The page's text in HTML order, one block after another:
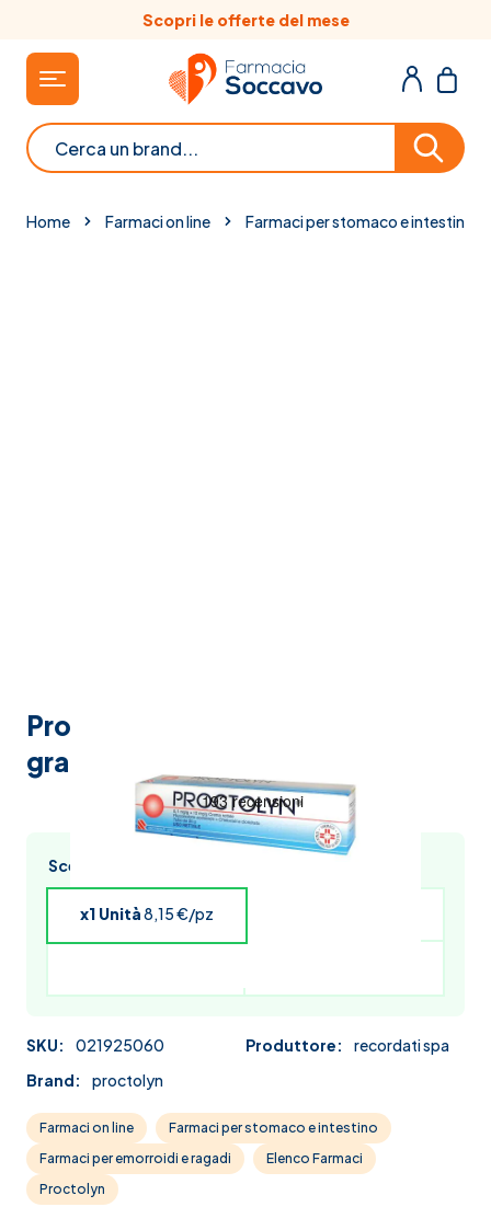
Salta al contenutoScopri le offerte del mese
Cerca
Home Farmaci on line Farmaci per stomaco e intestino
Proctolyn crema rettale da 30
grammi
Scegli l’acquisto multiplo e risparmia
x1 Unità8,15 €/pz
SKU: 021925060 Produttore:
recordati spa
Brand:
proctolyn
Farmaci on line
Farmaci per stomaco e intestino
Farmaci per emorroidi e ragadi
Elenco Farmaci
Proctolyn